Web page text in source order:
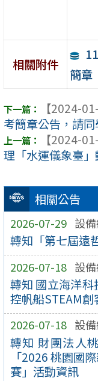
相關公告
2026-07-29 設
轉知「第七屆遠
2026-07-18 設
轉知 國立海洋
控帆船STEAM
2026-07-18 設
轉知 財團法人
「2026 桃園國
賽」活動資訊
相關附件
簡章
【2024-
考簡章公告，請
【2024-
理「水運儀象臺